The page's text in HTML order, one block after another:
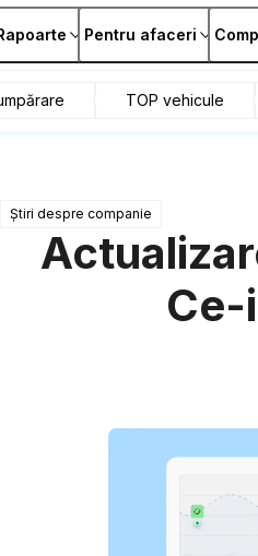
Pentru afaceri
TOP vehicule
Știri despre companie
Ce-